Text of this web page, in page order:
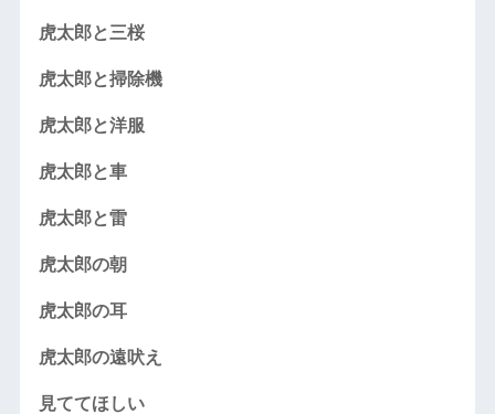
虎太郎と三桜
虎太郎と掃除機
虎太郎と洋服
虎太郎と車
虎太郎と雷
虎太郎の朝
虎太郎の耳
虎太郎の遠吠え
見ててほしい